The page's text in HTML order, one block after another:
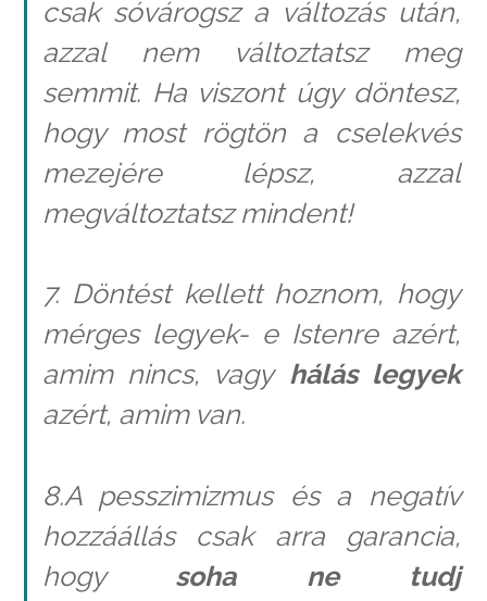
csak sóvárogsz a változás után,
azzal nem változtatsz meg
semmit. Ha viszont úgy döntesz,
hogy most rögtön a cselekvés
mezejére lépsz, azzal
megváltoztatsz mindent!
7. Döntést kellett hoznom, hogy
mérges legyek- e Istenre azért,
amim nincs, vagyhálás legyek
azért, amim van.
8.A pesszimizmus és a negatív
hozzáállás csak arra garancia,
hogy soha ne tudj